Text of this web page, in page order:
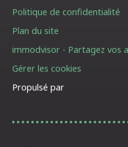
Politique de confidentialité
Plan du site
immodvisor - Partagez vos
Gérer les cookies
Propulsé par